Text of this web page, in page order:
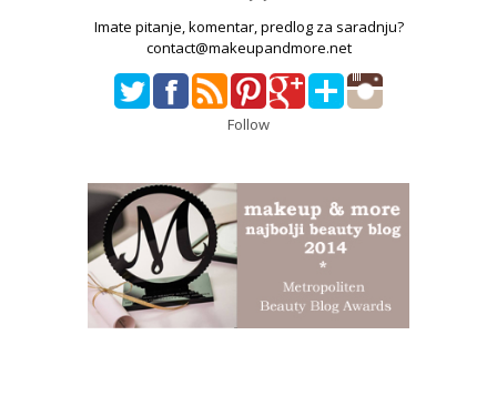
Imate pitanje, komentar, predlog za saradnju?
contact@makeupandmore.net
Follow